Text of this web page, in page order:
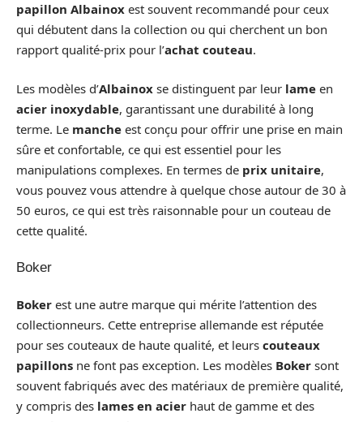
papillon Albainox est souvent recommandé pour ceux
qui débutent dans la collection ou qui cherchent un bon
rapport qualité-prix pour l’achat couteau.
Les modèles d’Albainox se distinguent par leur lame en
acier inoxydable, garantissant une durabilité à long
terme. Le manche est conçu pour offrir une prise en main
sûre et confortable, ce qui est essentiel pour les
manipulations complexes. En termes de prix unitaire,
vous pouvez vous attendre à quelque chose autour de 30 à
50 euros, ce qui est très raisonnable pour un couteau de
cette qualité.
Boker
Boker est une autre marque qui mérite l’attention des
collectionneurs. Cette entreprise allemande est réputée
pour ses couteaux de haute qualité, et leurs couteaux
papillons ne font pas exception. Les modèles Boker sont
souvent fabriqués avec des matériaux de première qualité,
y compris des lames en acier haut de gamme et des